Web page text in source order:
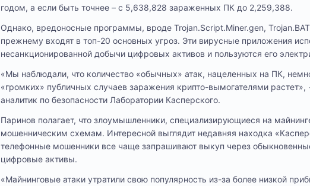
годом, а если быть точнее – с 5,638,828 зараженных ПК до 2,259,388.
Однако, вредоносные программы, вроде Trojan.Script.Miner.gen,
прежнему входят в топ-20 основных угроз. Эти вирусные приложения
несанкционированной добычи цифровых активов и пользуются его
«Мы наблюдали, что количество «обычных» атак, нацеленных на ПК,
«громких» публичных случаев заражения крипто-вымогателями
аналитик по безопасности Лаборатории Касперского.
Паринов полагает, что злоумышленники, специализирующиеся на
мошенническим схемам. Интересной выглядит недавняя находка
телефонные мошенники все чаще запрашивают выкуп через
цифровые активы.
«Майнинговые атаки утратили свою популярность из-за более низкой